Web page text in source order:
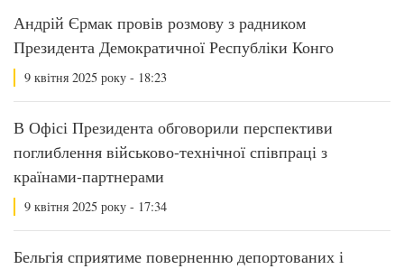
Андрій Єрмак провів розмову з радником
Президента Демократичної Республіки Конго
9 квітня 2025 року - 18:23
В Офісі Президента обговорили перспективи
поглиблення військово-технічної співпраці з
країнами-партнерами
9 квітня 2025 року - 17:34
Бельгія сприятиме поверненню депортованих і